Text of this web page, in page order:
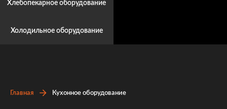
Хлебопекарное оборудование
Холодильное оборудование
Главная Кухонное оборудование